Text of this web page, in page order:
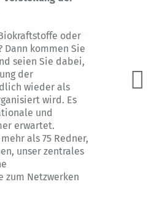
oder
Dann kommen Sie
seien Sie dabei,
der
wieder als
wird. Es
und
erwartet.
als 75 Redner,
unser zentrales
zum Netzwerken